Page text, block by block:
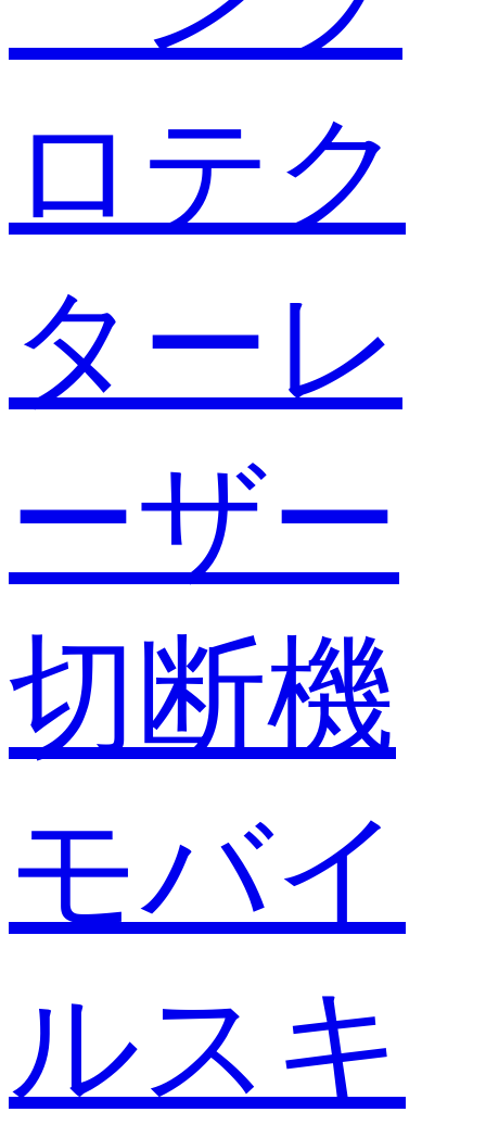
ロテク
ターレ
ーザー
切断機
モバイ
ルスキ